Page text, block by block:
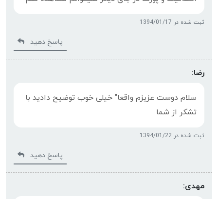
ثبت شده در 1394/01/17
پاسخ دهید
رضا:
سلام دوست عزیزم واقعا" خیلی خوب توضیح دادید با
تشکر از شما
ثبت شده در 1394/01/22
پاسخ دهید
مهدی: